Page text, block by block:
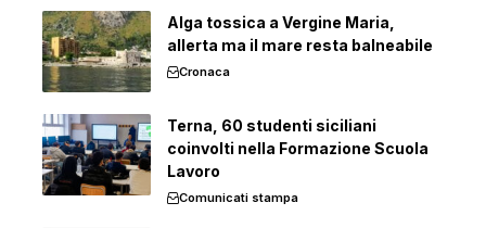
Alga tossica a Vergine Maria,
allerta ma il mare resta balneabile
Cronaca
Terna, 60 studenti siciliani
coinvolti nella Formazione Scuola
Lavoro
Comunicati stampa